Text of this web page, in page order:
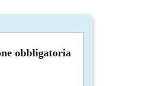
obbligatoria